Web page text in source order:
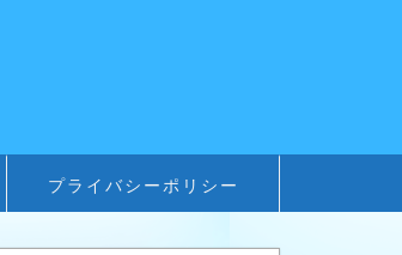
プライバシーポリシー